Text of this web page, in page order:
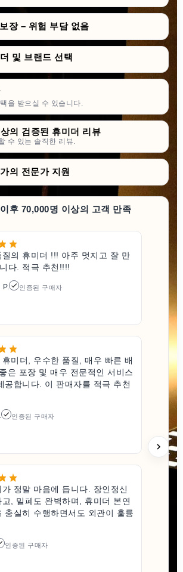
장 – 위험 부담 없음
및 브랜드 선택
을 받으실 수 있습니다.
의 검증된 휴미더 리뷰
수 있는 솔직한 리뷰.
의 전문가 지원
후 70,000명 이상의 고객 만족
질의 휴미더 !!! 아주 멋지고 잘 만
다. 적극 추천!!!!
P. 인증된 구매자
휴미더, 우수한 품질, 매우 빠른 배
은 포장 및 매우 전문적인 서비스
공합니다. 이 판매자를 적극 추천
인증된 구매자
가 정말 마음에 듭니다. 장인정신
고, 밀폐도 완벽하며, 휴미더 본연
충실히 수행하면서도 외관이 훌륭
인증된 구매자